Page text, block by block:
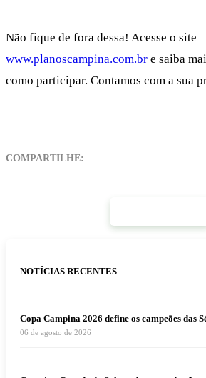
Não fique de fora dessa! Acesse o site
www.planoscampina.com.br e saiba
como participar. Contamos com a sua
COMPARTILHE:
NOTÍCIAS RECENTES
Copa Campina 2026 define os campeões das
06 de agosto de 2026